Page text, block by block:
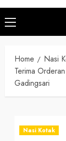
Primary
Menu
Home
Nasi
Terima
Gadingsari
Nasi Kotak